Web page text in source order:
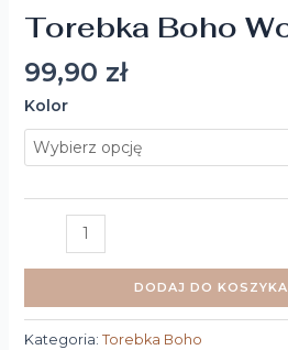
Torebka Boho
99,90 zł
Kolor
DODAJ DO KOSZYKA
Kategoria: Torebka Boho